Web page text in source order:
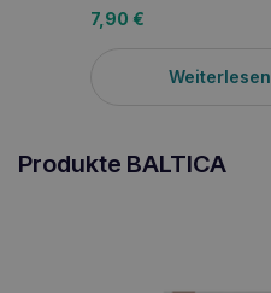
7,90 €
Weiterlesen
Produkte BALTICA